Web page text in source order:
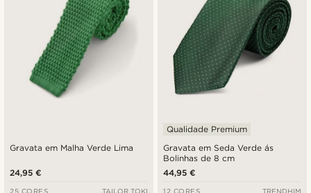
Gravata em Malha Verde Lima
24,95 €
25 CORES TAILOR TOKI
Gravata em Seda Verde ás
Bolinhas de 8 cm
Qualidade Premium
44,95 €
12 CORES TRENDHIM